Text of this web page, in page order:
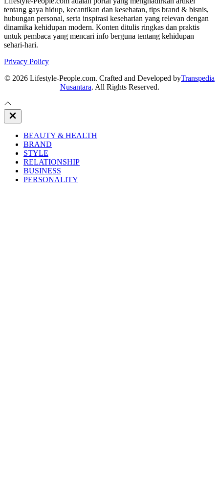
tentang gaya hidup, kecantikan dan kesehatan, tips brand & bisnis,
hubungan personal, serta inspirasi keseharian yang relevan dengan
dinamika kehidupan modern. Konten ditulis ringkas dan praktis
untuk pembaca yang mencari info berguna tentang kehidupan
sehari-hari.
Privacy Policy
© 2026 Lifestyle-People.com. Crafted and Developed byTranspedia
Nusantara. All Rights Reserved.
Close
Off
BEAUTY & HEALTH
BRAND
STYLE
RELATIONSHIP
BUSINESS
PERSONALITY